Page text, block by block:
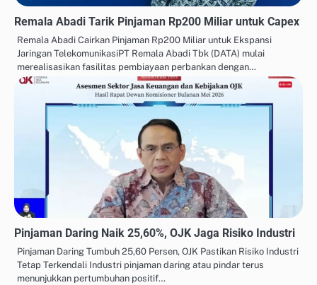
Remala Abadi Tarik Pinjaman Rp200 Miliar untuk Capex
Remala Abadi Cairkan Pinjaman Rp200 Miliar untuk Ekspansi
Jaringan TelekomunikasiPT Remala Abadi Tbk (DATA) mulai
merealisasikan fasilitas pembiayaan perbankan dengan…
Pinjaman Daring Naik 25,60%, OJK Jaga Risiko Industri
Pinjaman Daring Tumbuh 25,60 Persen, OJK Pastikan Risiko Industri
Tetap Terkendali Industri pinjaman daring atau pindar terus
menunjukkan pertumbuhan positif…